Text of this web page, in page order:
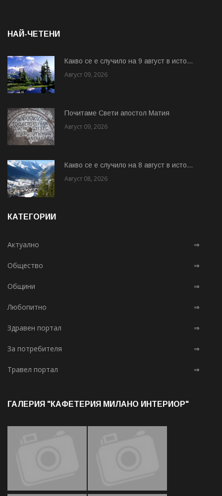
НАЙ-ЧЕТЕНИ
Какво се е случило на 9 август в исто...
Август 09, 2026
Почитаме Свети апостол Матия
Август 09, 2026
Какво се е случило на 8 август в исто...
Август 08, 2026
КАТЕГОРИИ
Актуално ⇒
Общество ⇒
Общини ⇒
Любопитно ⇒
Здравен портал ⇒
За потребителя ⇒
Травел портал ⇒
ГАЛЕРИЯ "КАФЕТЕРИЯ МИЛАНО ИНТЕРИОР"